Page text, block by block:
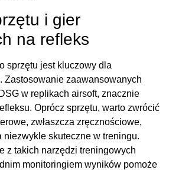
i gier
na refleks
sprzętu jest kluczowy dla
Zastosowanie zaawansowanych
w replikach airsoft, znacznie
Oprócz sprzętu, warto zwrócić
zwłaszcza zręcznościowe,
niezwykle skuteczne w treningu.
z takich narzędzi treningowych
monitoringiem wyników pomoże